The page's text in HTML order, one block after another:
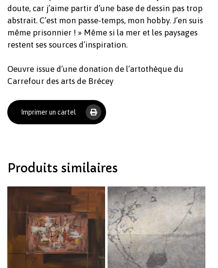
Revenir à l'Artotek
doute, car j’aime partir d’une base de dessin pas trop
abstrait. C’est mon passe-temps, mon hobby. J’en suis
même prisonnier ! » Même si la mer et les paysages
restent ses sources d’inspiration.
Oeuvre issue d’une donation de l’artothèque du
Carrefour des arts de Brécey
Imprimer un cartel
Produits similaires